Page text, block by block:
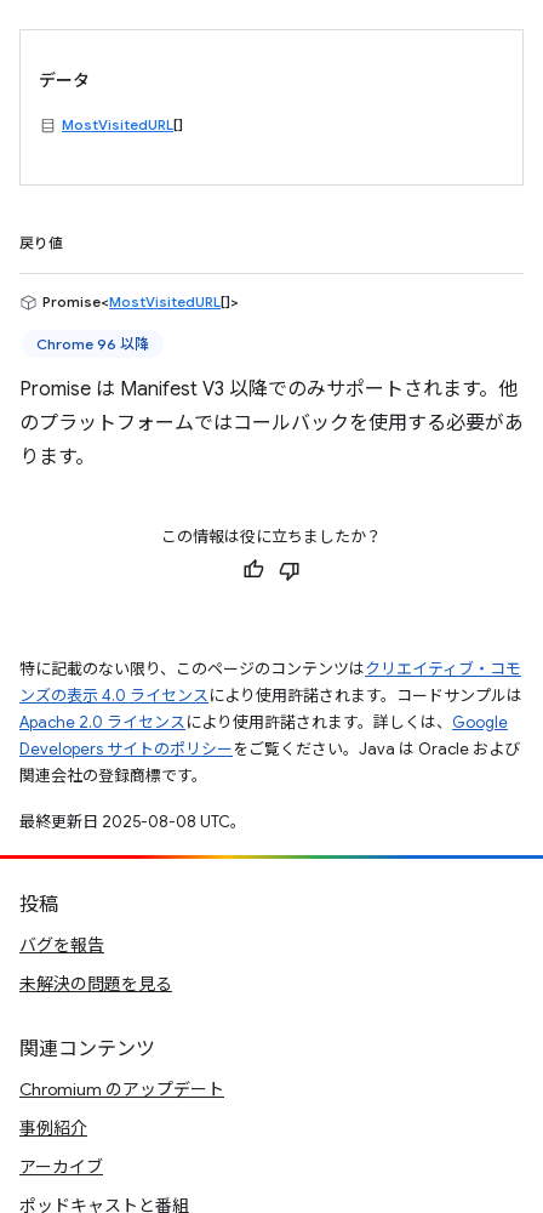
データ
MostVisitedURL[]
戻り値
Promise<MostVisitedURL[]>
Chrome 96 以降
Promise は Manifest V3 以降でのみサポートされます。他
のプラットフォームではコールバックを使用する必要があ
ります。
この情報は役に立ちましたか？
特に記載のない限り、このページのコンテンツはクリエイティブ・コモ
ンズの表示 4.0 ライセンスにより使用許諾されます。コードサンプルは
Apache 2.0 ライセンスにより使用許諾されます。詳しくは、 Google
Developers サイトのポリシーをご覧ください。Java は Oracle および
関連会社の登録商標です。
最終更新日 2025-08-08 UTC。
投稿
バグを報告
未解決の問題を見る
関連コンテンツ
Chromium のアップデート
事例紹介
アーカイブ
ポッドキャストと番組